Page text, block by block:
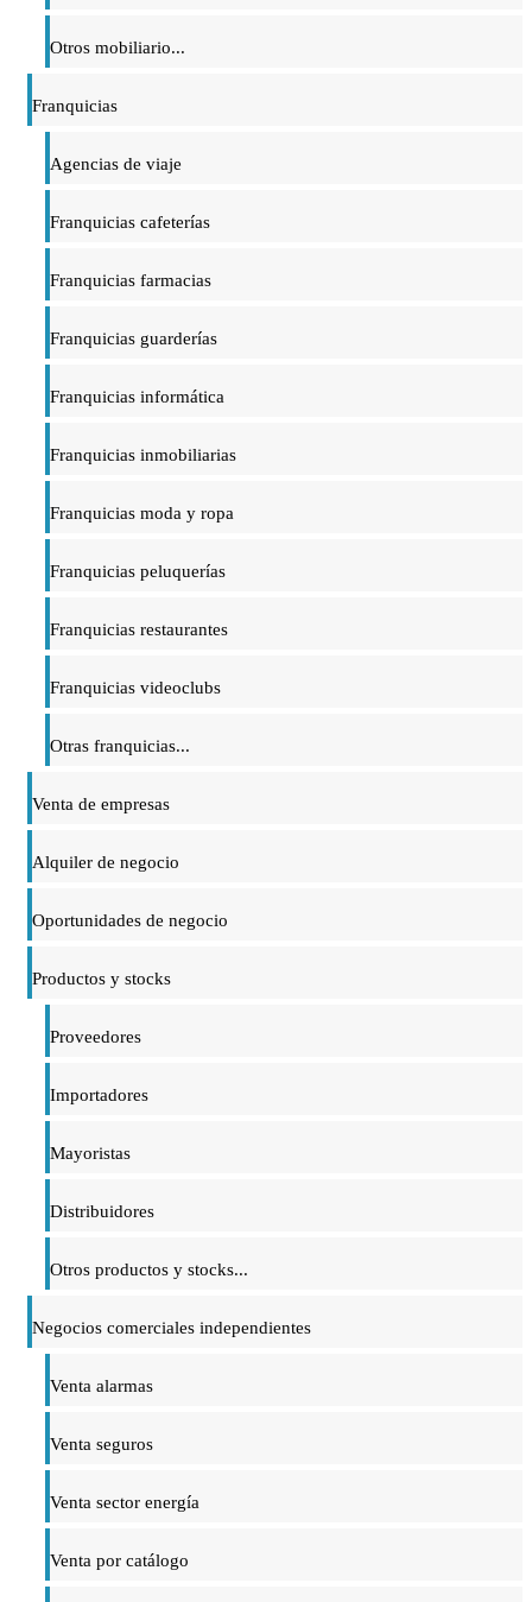
Otros mobiliario...
Franquicias
Agencias de viaje
Franquicias cafeterías
Franquicias farmacias
Franquicias guarderías
Franquicias informática
Franquicias inmobiliarias
Franquicias moda y ropa
Franquicias peluquerías
Franquicias restaurantes
Franquicias videoclubs
Otras franquicias...
Venta de empresas
Alquiler de negocio
Oportunidades de negocio
Productos y stocks
Proveedores
Importadores
Mayoristas
Distribuidores
Otros productos y stocks...
Negocios comerciales independientes
Venta alarmas
Venta seguros
Venta sector energía
Venta por catálogo